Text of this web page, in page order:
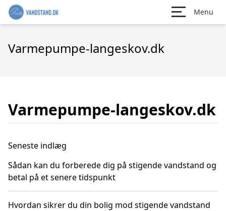
Menu
Varmepumpe-langeskov.dk
Varmepumpe-langeskov.dk
Seneste indlæg
Sådan kan du forberede dig på stigende vandstand og
betal på et senere tidspunkt
Hvordan sikrer du din bolig mod stigende vandstand